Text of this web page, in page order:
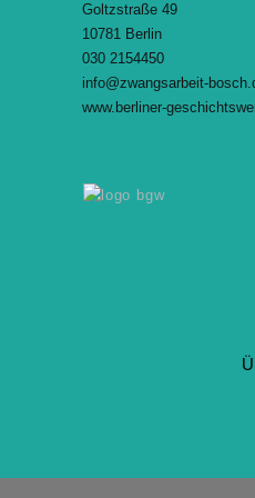
Goltzstraße 49
10781 Berlin
030 2154450
info@zwangsarbeit-
www.berliner-